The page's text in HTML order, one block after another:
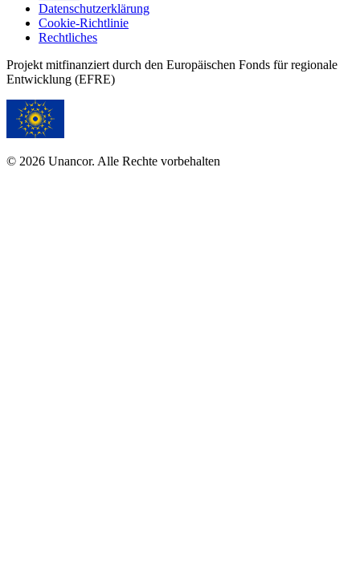
Datenschutzerklärung
Cookie-Richtlinie
Rechtliches
Projekt mitfinanziert durch den Europäischen Fonds für regionale
Entwicklung (EFRE)
© 2026 Unancor. Alle Rechte vorbehalten